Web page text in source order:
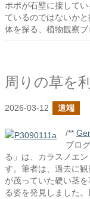
ポポが石壁に接して
ているのではないか
体を探る、植物観察ブ
周りの草を
2026-03-12 道端
/**
ブロ
る」は、カラスノエ
す。筆者は、過去に
が茂っていた硬い茎
る姿を発見しました